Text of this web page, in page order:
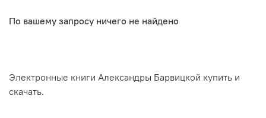
По вашему запросу ничего не найдено
Электронные книги Александры Барвицкой купить и
скачать.